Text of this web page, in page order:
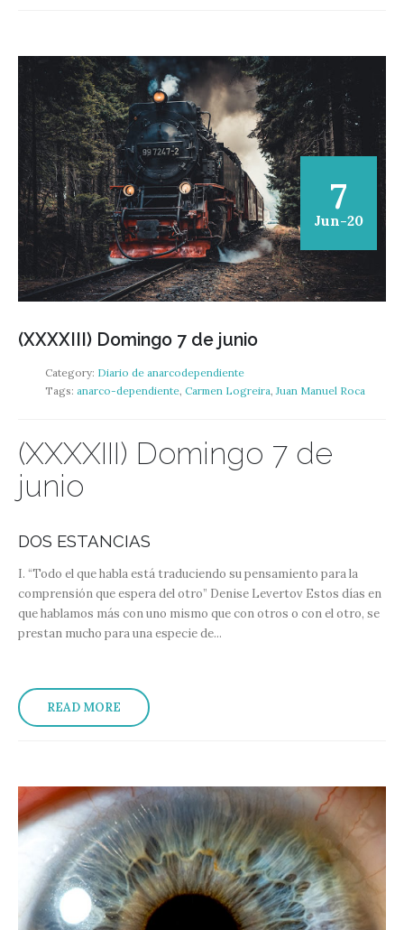
7
Jun-20
(XXXXIII) Domingo 7 de junio
Category: Diario de anarcodependiente
Tags: anarco-dependiente, Carmen Logreira,Juan Manuel Roca
(XXXXIII) Domingo 7 de
junio
DOS ESTANCIAS
I. “Todo el que habla está traduciendo su pensamiento para la
comprensión que espera del otro” Denise Levertov Estos días en
que hablamos más con uno mismo que con otros o con el otro, se
prestan mucho para una especie de...
READ MORE